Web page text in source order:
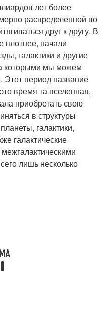
лет более
распределенной во
друг к другу. В
плотнее, начали
галактики и другие
которыми мы можем
Этот период название
время та вселенная,
приобретать свою
в структуры
галактики,
галактические
лишь несколько